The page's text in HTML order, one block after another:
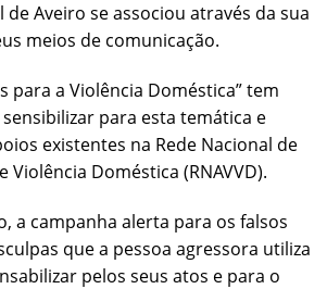
de Aveiro se associou através da sua
meios de comunicação.
para a Violência Doméstica”tem
para esta temática e
existentes na Rede Nacional de
Violência Doméstica (RNAVVD).
a campanha alerta para os falsos
que a pessoa agressora utiliza
pelos seus atos e para o